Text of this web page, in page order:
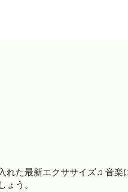
れた最新エクササイズ♫ 音楽
ょう。